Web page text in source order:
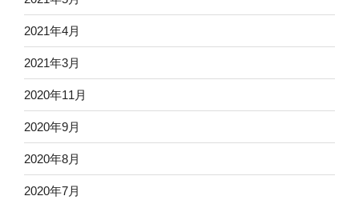
2021年4月
2021年3月
2020年11月
2020年9月
2020年8月
2020年7月